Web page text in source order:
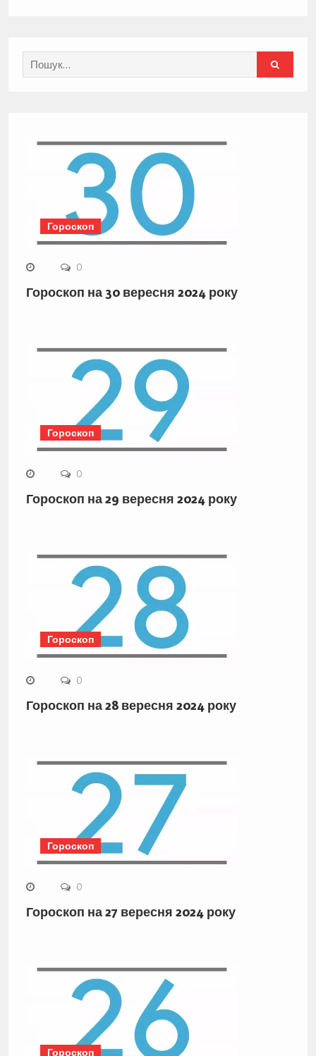
Search
for:
Гороскоп
0
Гороскоп на 30 вересня 2024 року
Гороскоп
0
Гороскоп на 29 вересня 2024 року
Гороскоп
0
Гороскоп на 28 вересня 2024 року
Гороскоп
0
Гороскоп на 27 вересня 2024 року
Гороскоп